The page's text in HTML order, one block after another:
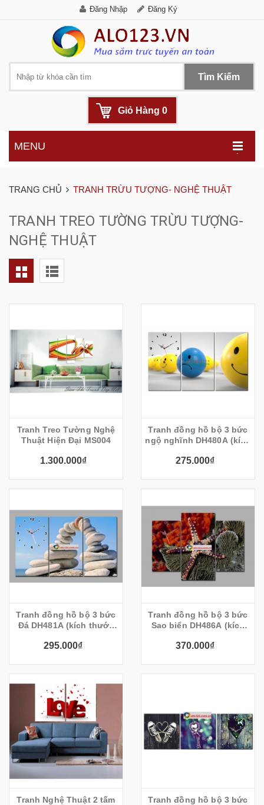
Đăng Nhập Đăng Ký
Tìm Kiếm
Giỏ Hàng 0
.
MENU
TRANG CHỦ TRANH TRỪU TƯỢNG- NGHỆ THUẬT
TRANH TREO TƯỜNG TRỪU TƯỢNG-
NGHỆ THUẬT
Tranh Treo Tường Nghệ
Thuật Hiện Đại MS004
1.300.000₫
Tranh đồng hồ bộ 3 bức
ngộ nghĩnh DH480A (kích
275.000₫
Tranh đồng hồ bộ 3 bức
Đá DH481A (kích thước
295.000₫
Tranh đồng hồ bộ 3 bức
Sao biển DH486A (kích
370.000₫
Tranh Nghệ Thuật 2 tấm
Tranh đồng hồ bộ 3 bức